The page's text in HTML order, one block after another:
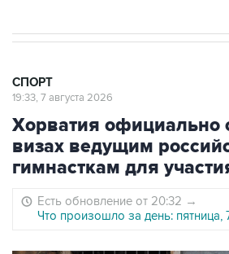
СПОРТ
19:33, 7 августа 2026
Хорватия официально
визах ведущим
гимнасткам для
Есть обновление от 20:32 →
Что произошло за день: пятница,